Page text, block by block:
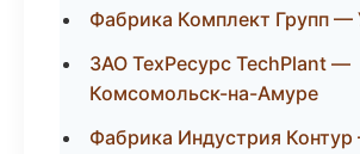
Фабрика Комплект Групп —
ЗАО ТехРесурс TechPlant —
Комсомольск-на-Амуре
Фабрика Индустрия